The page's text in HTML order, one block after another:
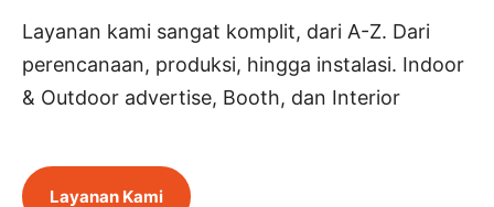
Layanan kami sangat komplit, dari A-Z. Dari
perencanaan, produksi, hingga instalasi. Indoor
& Outdoor advertise, Booth, dan Interior
Layanan Kami